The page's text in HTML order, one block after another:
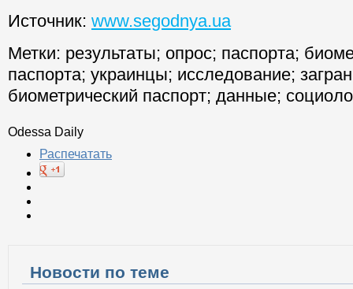
Источник: www.segodnya.ua
Метки: результаты; опрос; паспорта;
паспорта; украинцы; исследование;
биометрический паспорт; данные;
Odessa Daily
Распечатать